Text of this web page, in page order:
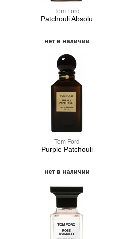
Tom Ford
Patchouli Absolu
нет в наличии
Tom Ford
Purple Patchouli
нет в наличии